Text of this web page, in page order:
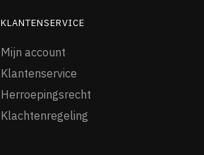
KLANTENSERVICE
Mijn account
Klantenservice
Herroepingsrecht
Klachtenregeling